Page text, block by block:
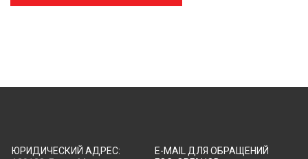
ЮРИДИЧЕСКИЙ АДРЕС:
E-MAIL ДЛЯ ОБРАЩЕНИЙ